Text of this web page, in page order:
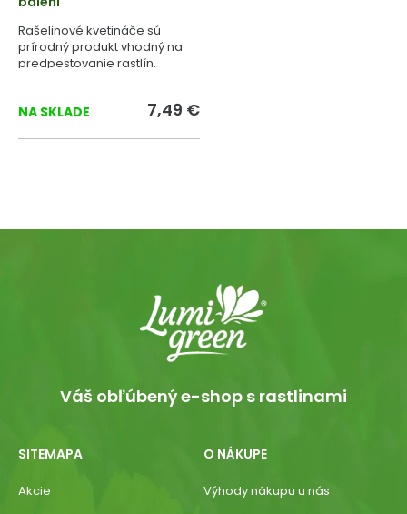
Rašelinové kvetináče sú
prírodný produkt vhodný na
predpestovanie rastlín.
NA SKLADE 7,49 €
Váš obľúbený e-shop s rastlinami
SITEMAPA
Akcie
O NÁKUPE
Výhody nákupu u nás